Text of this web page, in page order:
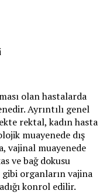
olan hastalarda
Ayrıntılı genel
rektal, kadın hasta
muayenede dış
vajinal muayenede
ve bağ dokusu
organların vajina
konrol edilir.